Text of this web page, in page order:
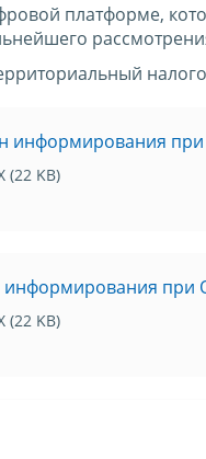
платформе,
информирования
(22 KB)
при
(22 KB)